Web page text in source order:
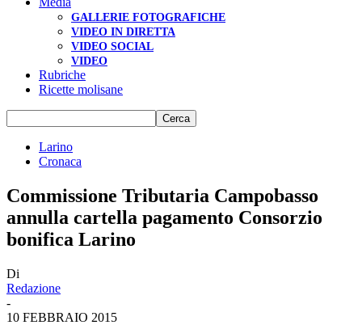
GALLERIE FOTOGRAFICHE
VIDEO IN DIRETTA
VIDEO SOCIAL
VIDEO
Rubriche
Ricette molisane
Larino
Cronaca
Commissione Tributaria Campobasso
annulla cartella pagamento Consorzio
bonifica Larino
Di
Redazione
-
10 FEBBRAIO 2015